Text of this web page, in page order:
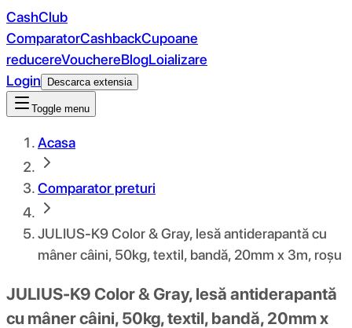
CashClub
ComparatorCashbackCupoane
reducereVouchereBlogLoializare
Login
Descarca extensia
Toggle menu
Acasa
Comparator preturi
JULIUS-K9 Color & Gray, lesă antiderapantă cu
mâner câini, 50kg, textil, bandă, 20mm x 3m, roșu
JULIUS-K9 Color & Gray, lesă antiderapantă
cu mâner câini, 50kg, textil, bandă, 20mm x